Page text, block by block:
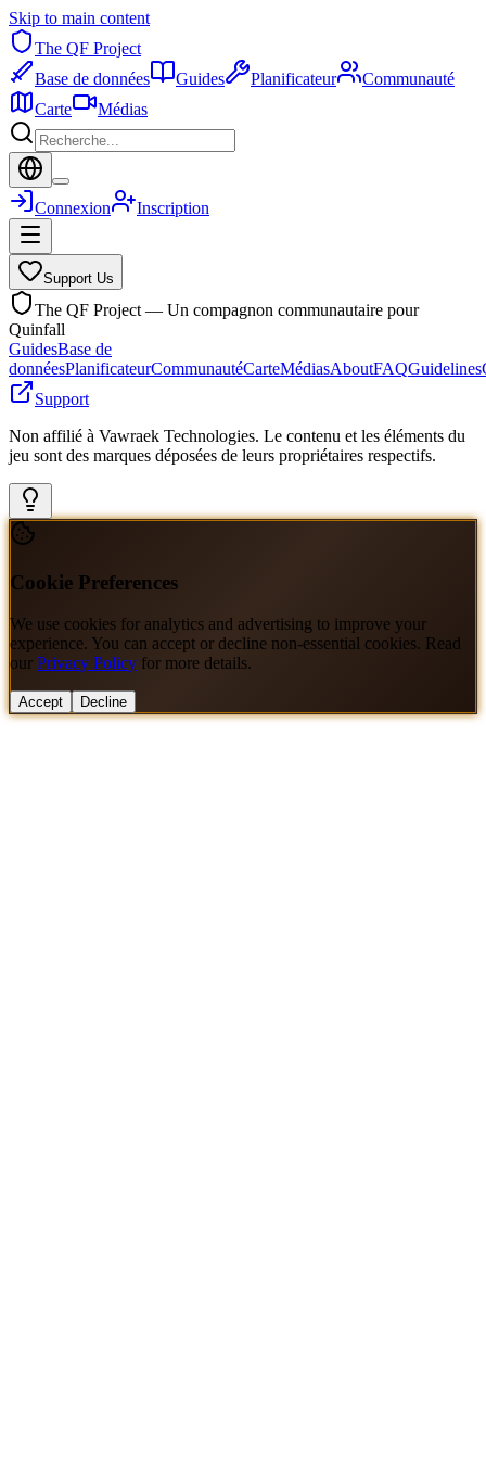
Skip to main content
The QF Project
Base de données
Guides Planificateur
Communauté
Carte
Médias
Connexion Inscription
Support Us
The QF Project — Un compagnon communautaire pour
Quinfall
GuidesBase de
donnéesPlanificateurCommunautéCarteMédiasAboutFAQGuidelines
Support
Non affilié à Vawraek Technologies. Le contenu et les éléments du
jeu sont des marques déposées de leurs propriétaires respectifs.
Cookie Preferences
We use cookies for analytics and advertising to improve your
experience. You can accept or decline non-essential cookies. Read
our Privacy Policy for more details.
Accept Decline